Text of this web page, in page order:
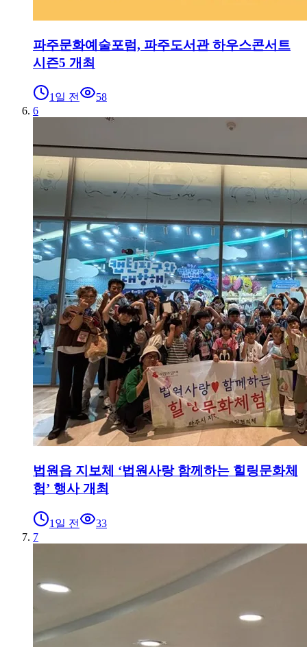
파주문화예술포럼, 파주도서관 하우스콘서트
시즌5 개최
1일 전
58
6
법원읍 지보체 ‘법원사랑 함께하는 힐링문화체
험’ 행사 개최
1일 전
33
7